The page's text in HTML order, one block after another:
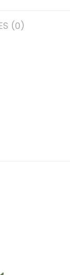
(0)